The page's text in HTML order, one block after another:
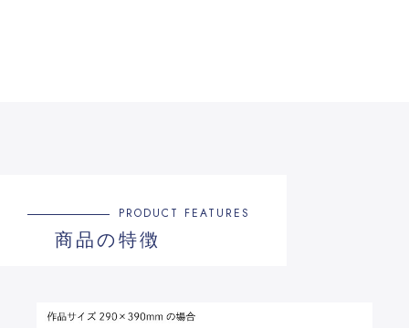
PRODUCT FEATURES
商品の特徴